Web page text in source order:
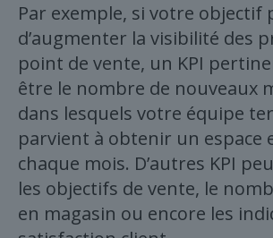
Par exemple, si votre objectif
d’augmenter la visibilité des
point de vente, un KPI
être le nombre de nouveaux
dans lesquels votre équipe
parvient à obtenir un espace
chaque mois. D’autres KPI
les objectifs de vente, le
en magasin ou encore les